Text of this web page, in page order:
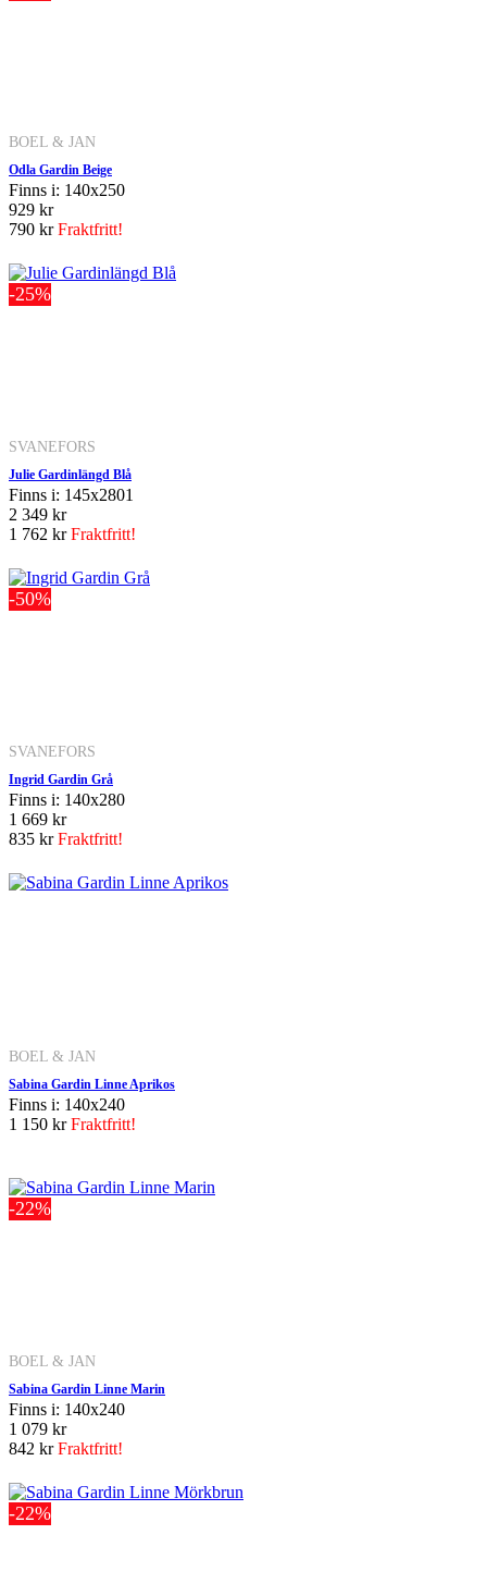
BOEL & JAN
Odla Gardin Beige
Finns i: 140x250
929 kr
790 krFraktfritt!
-25%
SVANEFORS
Julie Gardinlängd Blå
Finns i: 145x2801
2 349 kr
1 762 krFraktfritt!
-50%
SVANEFORS
Ingrid Gardin Grå
Finns i: 140x280
1 669 kr
835 krFraktfritt!
BOEL & JAN
Sabina Gardin Linne Aprikos
Finns i: 140x240
1 150 krFraktfritt!
-22%
BOEL & JAN
Sabina Gardin Linne Marin
Finns i: 140x240
1 079 kr
842 krFraktfritt!
-22%